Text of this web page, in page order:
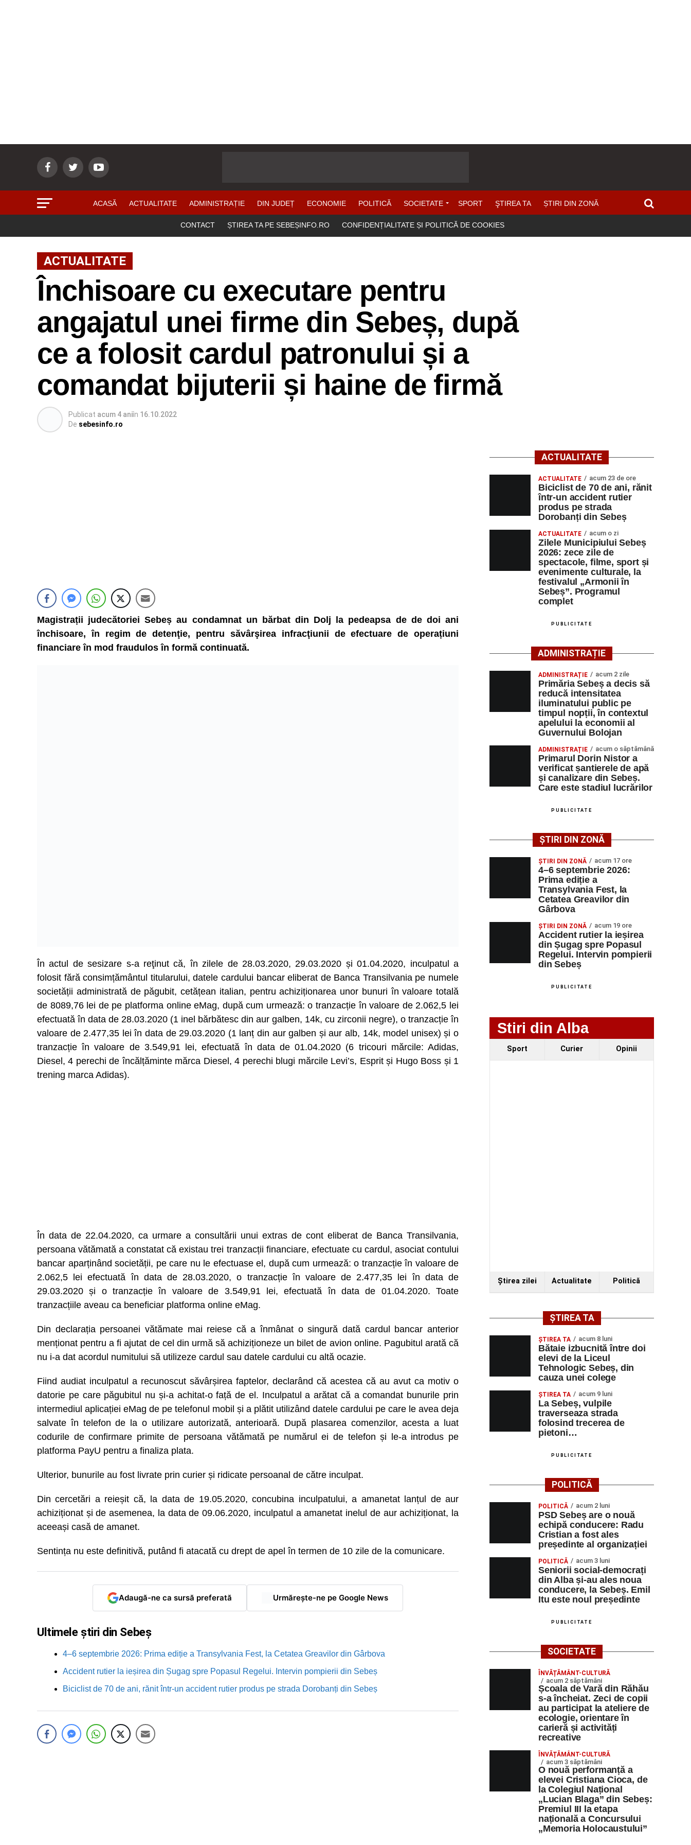
ACASĂ ACTUALITATE ADMINISTRAȚIE DIN JUDEȚ ECONOMIE POLITICĂ SOCIETATE SPORT ŞTIREA TA ȘTIRI DIN ZONĂ
CONTACT ȘTIREA TA PE SEBEȘINFO.RO CONFIDENȚIALITATE ȘI POLITICĂ DE COOKIES
ACTUALITATE
Închisoare cu executare pentru
angajatul unei firme din Sebeș, după
ce a folosit cardul patronului și a
comandat bijuterii și haine de firmă
Publicat acum 4 aniîn 16.10.2022
De sebesinfo.ro
Magistrații judecătoriei Sebeș au condamnat un bărbat din Dolj la pedeapsa de de doi ani
închisoare, în regim de detenţie, pentru săvârşirea infracţiunii de efectuare de operațiuni
financiare în mod fraudulos în formă continuată.
În actul de sesizare s-a reţinut că, în zilele de 28.03.2020, 29.03.2020 și 01.04.2020, inculpatul a
folosit fără consimțământul titularului, datele cardului bancar eliberat de Banca Transilvania pe numele
societății administrată de păgubit, cetățean italian, pentru achiziționarea unor bunuri în valoare totală
de 8089,76 lei de pe platforma online eMag, după cum urmează: o tranzacție în valoare de 2.062,5 lei
efectuată în data de 28.03.2020 (1 inel bărbătesc din aur galben, 14k, cu zirconii negre), o tranzacție în
valoare de 2.477,35 lei în data de 29.03.2020 (1 lanț din aur galben și aur alb, 14k, model unisex) și o
tranzacție în valoare de 3.549,91 lei, efectuată în data de 01.04.2020 (6 tricouri mărcile: Adidas,
Diesel, 4 perechi de încălțăminte mărca Diesel, 4 perechi blugi mărcile Levi’s, Esprit și Hugo Boss și 1
trening marca Adidas).
În data de 22.04.2020, ca urmare a consultării unui extras de cont eliberat de Banca Transilvania,
persoana vătămată a constatat că existau trei tranzacții financiare, efectuate cu cardul, asociat contului
bancar aparținând societății, pe care nu le efectuase el, după cum urmează: o tranzacție în valoare de
2.062,5 lei efectuată în data de 28.03.2020, o tranzacție în valoare de 2.477,35 lei în data de
29.03.2020 și o tranzacție în valoare de 3.549,91 lei, efectuată în data de 01.04.2020. Toate
tranzacțiile aveau ca beneficiar platforma online eMag.
Din declarația persoanei vătămate mai reiese că a înmânat o singură dată cardul bancar anterior
menționat pentru a fi ajutat de cel din urmă să achiziționeze un bilet de avion online. Pagubitul arată că
nu i-a dat acordul numitului să utilizeze cardul sau datele cardului cu altă ocazie.
Fiind audiat inculpatul a recunoscut săvârșirea faptelor, declarând că acestea că au avut ca motiv o
datorie pe care păgubitul nu și-a achitat-o față de el. Inculpatul a arătat că a comandat bunurile prin
intermediul aplicației eMag de pe telefonul mobil și a plătit utilizând datele cardului pe care le avea deja
salvate în telefon de la o utilizare autorizată, anterioară. După plasarea comenzilor, acesta a luat
codurile de confirmare primite de persoana vătămată pe numărul ei de telefon și le-a introdus pe
platforma PayU pentru a finaliza plata.
Ulterior, bunurile au fost livrate prin curier și ridicate persoanal de către inculpat.
Din cercetări a reieșit că, la data de 19.05.2020, concubina inculpatului, a amanetat lanțul de aur
achiziționat și de asemenea, la data de 09.06.2020, inculpatul a amanetat inelul de aur achiziționat, la
aceeași casă de amanet.
Sentința nu este definitivă, putând fi atacată cu drept de apel în termen de 10 zile de la comunicare.
Adaugă-ne ca sursă preferată Urmărește-ne pe Google News
Ultimele știri din Sebeș
4–6 septembrie 2026: Prima ediție a Transylvania Fest, la Cetatea Greavilor din Gârbova
Accident rutier la ieșirea din Șugag spre Popasul Regelui. Intervin pompierii din Sebeș
Biciclist de 70 de ani, rănit într-un accident rutier produs pe strada Dorobanți din Sebeș
ACTUALITATE
ACTUALITATE acum 23 de ore
Biciclist de 70 de ani, rănit
într-un accident rutier
produs pe strada
Dorobanți din Sebeș
ACTUALITATE acum o zi
Zilele Municipiului Sebeș
2026: zece zile de
spectacole, filme, sport și
evenimente culturale, la
festivalul „Armonii în
Sebeș”. Programul
complet
PUBLICITATE
ADMINISTRAȚIE
ADMINISTRAȚIE acum 2 zile
Primăria Sebeș a decis să
reducă intensitatea
iluminatului public pe
timpul nopții, în contextul
apelului la economii al
Guvernului Bolojan
ADMINISTRAȚIE acum o săptămână
Primarul Dorin Nistor a
verificat șantierele de apă
și canalizare din Sebeș.
Care este stadiul lucrărilor
PUBLICITATE
ȘTIRI DIN ZONĂ
ȘTIRI DIN ZONĂ acum 17 ore
4–6 septembrie 2026:
Prima ediție a
Transylvania Fest, la
Cetatea Greavilor din
Gârbova
ȘTIRI DIN ZONĂ acum 19 ore
Accident rutier la ieșirea
din Șugag spre Popasul
Regelui. Intervin pompierii
din Sebeș
PUBLICITATE
Stiri din Alba
Sport Curier Opinii
Ştirea zilei Actualitate Politică
ȘTIREA TA
ŞTIREA TA acum 8 luni
Bătaie izbucnită între doi
elevi de la Liceul
Tehnologic Sebeș, din
cauza unei colege
ŞTIREA TA acum 9 luni
La Sebeș, vulpile
traverseaza strada
folosind trecerea de
pietoni…
PUBLICITATE
POLITICĂ
POLITICĂ acum 2 luni
PSD Sebeș are o nouă
echipă conducere: Radu
Cristian a fost ales
președinte al organizației
POLITICĂ acum 3 luni
Seniorii social-democrați
din Alba și-au ales noua
conducere, la Sebeș. Emil
Itu este noul președinte
PUBLICITATE
SOCIETATE
ÎNVĂȚĂMÂNT-CULTURĂ
acum 2 săptămâni
Școala de Vară din Răhău
s-a încheiat. Zeci de copii
au participat la ateliere de
ecologie, orientare în
carieră și activități
recreative
ÎNVĂȚĂMÂNT-CULTURĂ
acum 3 săptămâni
O nouă performanță a
elevei Cristiana Cioca, de
la Colegiul Național
„Lucian Blaga” din Sebeș:
Premiul III la etapa
națională a Concursului
„Memoria Holocaustului”